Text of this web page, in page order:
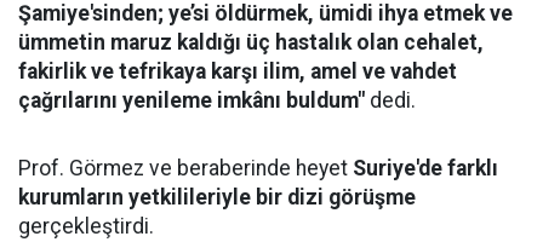
Şamiye'sinden; ye’si öldürmek, ümidi ihya etmek ve
ümmetin maruz kaldığı üç hastalık olan cehalet,
fakirlik ve tefrikaya karşı ilim, amel ve vahdet
çağrılarını yenileme imkânı buldum" dedi.
Prof. Görmez ve beraberinde heyet Suriye'de farklı
kurumların yetkilileriyle bir dizi görüşme
gerçekleştirdi.